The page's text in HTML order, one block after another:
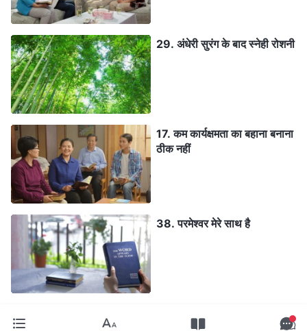
29. अंधेरी सुरंग के बाद स्‍नेही रोशनी
17. कम कार्यक्षमता का बहाना बनाना
ठीक नहीं
38. परमेश्वर मेरे साथ है